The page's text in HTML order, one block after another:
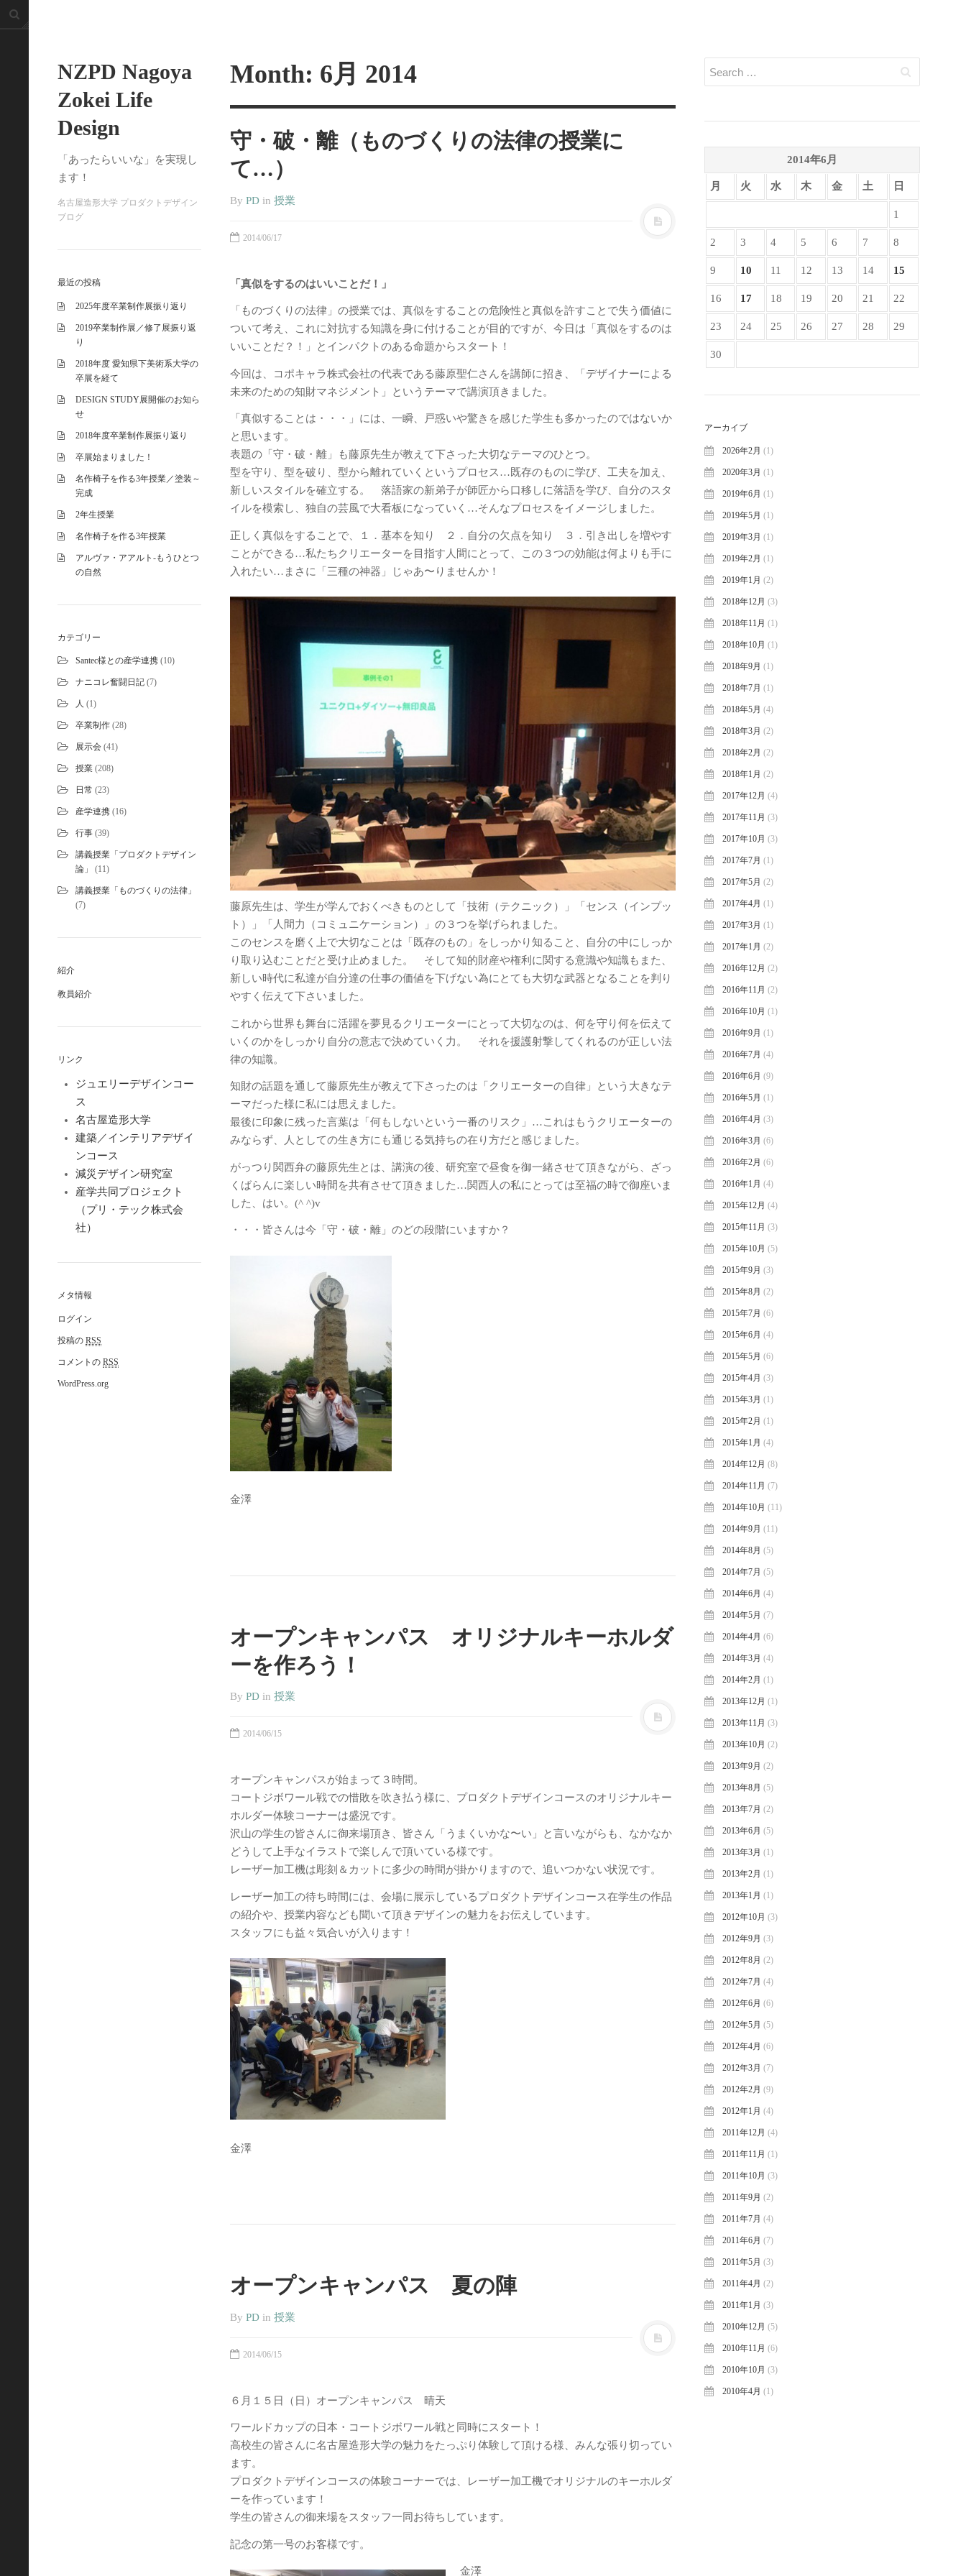
NZPD Nagoya
Zokei Life
Design
「あったらいいな」を実現し
ます！
名古屋造形大学 プロダクトデザイン
ブログ
最近の投稿
2025年度卒業制作展振り返り
2019卒業制作展／修了展振り返
り
2018年度 愛知県下美術系大学の
卒展を経て
DESIGN STUDY展開催のお知ら
せ
2018年度卒業制作展振り返り
卒展始まりました！
名作椅子を作る3年授業／塗装～
完成
2年生授業
名作椅子を作る3年授業
アルヴァ・アアルト-もうひとつ
の自然
カテゴリー
Santec様との産学連携 (10)
ナニコレ奮闘日記 (7)
人 (1)
卒業制作 (28)
展示会 (41)
授業 (208)
日常 (23)
産学連携 (16)
行事 (39)
講義授業「プロダクトデザイン
論」
(11)
講義授業「ものづくりの法律」
(7)
紹介
教員紹介
リンク
ジュエリーデザインコー
ス
名古屋造形大学
建築／インテリアデザイ
ンコース
減災デザイン研究室
産学共同プロジェクト
（プリ・テック株式会
社）
メタ情報
ログイン
投稿の RSS
コメントの RSS
WordPress.org
Month: 6月 2014
守・破・離（ものづくりの法律の授業に
て…）
By PD in 授業
2014/06/17
「真似をするのはいいことだ！」
「ものづくりの法律」の授業では、真似をすることの危険性と真似を許すことで失う価値に
ついて考え、これに対抗する知識を身に付けることが目的ですが、今日は「真似をするのは
いいことだ？！」とインパクトのある命題からスタート！
今回は、コポキャラ株式会社の代表である藤原聖仁さんを講師に招き、「デザイナーによる
未来のための知財マネジメント」というテーマで講演頂きました。
「真似することは・・・」には、一瞬、戸惑いや驚きを感じた学生も多かったのではないか
と思います。
表題の「守・破・離」も藤原先生が教えて下さった大切なテーマのひとつ。
型を守り、型を破り、型から離れていくというプロセス…既存のものに学び、工夫を加え、
新しいスタイルを確立する。 落語家の新弟子が師匠から口移しに落語を学び、自分のスタ
イルを模索し、独自の芸風で大看板になっていく…そんなプロセスをイメージしました。
正しく真似をすることで、１．基本を知り ２．自分の欠点を知り ３．引き出しを増やす
ことができる…私たちクリエーターを目指す人間にとって、この３つの効能は何よりも手に
入れたい…まさに「三種の神器」じゃあ〜りませんか！
藤原先生は、学生が学んでおくべきものとして「技術（テクニック）」「センス（インプッ
ト）」「人間力（コミュニケーション）」の３つを挙げられました。
このセンスを磨く上で大切なことは「既存のもの」をしっかり知ること、自分の中にしっか
り取り込むことだと受け止めました。 そして知的財産や権利に関する意識や知識もまた、
新しい時代に私達が自分達の仕事の価値を下げない為にとても大切な武器となることを判り
やすく伝えて下さいました。
これから世界も舞台に活躍を夢見るクリエーターにとって大切なのは、何を守り何を伝えて
いくのかをしっかり自分の意志で決めていく力。 それを援護射撃してくれるのが正しい法
律の知識。
知財の話題を通して藤原先生が教えて下さったのは「クリエーターの自律」という大きなテ
ーマだった様に私には思えました。
最後に印象に残った言葉は「何もしないという一番のリスク」…これはもうクリエーターの
みならず、人としての生き方にも通じる気持ちの在り方だと感じました。
がっつり関西弁の藤原先生とは、講演の後、研究室で昼食を御一緒させて頂きながら、ざっ
くばらんに楽しい時間を共有させて頂きました…関西人の私にとっては至福の時で御座いま
した、はい。(^ ^)v
・・・皆さんは今「守・破・離」のどの段階にいますか？
金澤
オープンキャンパス オリジナルキーホルダ
ーを作ろう！
By PD in 授業
2014/06/15
オープンキャンパスが始まって３時間。
コートジボワール戦での惜敗を吹き払う様に、プロダクトデザインコースのオリジナルキー
ホルダー体験コーナーは盛況です。
沢山の学生の皆さんに御来場頂き、皆さん「うまくいかな〜い」と言いながらも、なかなか
どうして上手なイラストで楽しんで頂いている様です。
レーザー加工機は彫刻＆カットに多少の時間が掛かりますので、追いつかない状況です。
レーザー加工の待ち時間には、会場に展示しているプロダクトデザインコース在学生の作品
の紹介や、授業内容なども聞いて頂きデザインの魅力をお伝えしています。
スタッフにも益々気合いが入ります！
金澤
オープンキャンパス 夏の陣
By PD in 授業
2014/06/15
６月１５日（日）オープンキャンパス 晴天
ワールドカップの日本・コートジボワール戦と同時にスタート！
高校生の皆さんに名古屋造形大学の魅力をたっぷり体験して頂ける様、みんな張り切ってい
ます。
プロダクトデザインコースの体験コーナーでは、レーザー加工機でオリジナルのキーホルダ
ーを作っています！
学生の皆さんの御来場をスタッフ一同お待ちしています。
記念の第一号のお客様です。
金澤
2014年6月
月 火 水 木 金 土 日
1
2 3 4 5 6 7 8
9 10 11 12 13 14 15
16 17 18 19 20 21 22
23 24 25 26 27 28 29
30
アーカイブ
2026年2月 (1)
2020年3月 (1)
2019年6月 (1)
2019年5月 (1)
2019年3月 (1)
2019年2月 (1)
2019年1月 (2)
2018年12月 (3)
2018年11月 (1)
2018年10月 (1)
2018年9月 (1)
2018年7月 (1)
2018年5月 (4)
2018年3月 (2)
2018年2月 (2)
2018年1月 (2)
2017年12月 (4)
2017年11月 (3)
2017年10月 (3)
2017年7月 (1)
2017年5月 (2)
2017年4月 (1)
2017年3月 (1)
2017年1月 (2)
2016年12月 (2)
2016年11月 (2)
2016年10月 (1)
2016年9月 (1)
2016年7月 (4)
2016年6月 (9)
2016年5月 (1)
2016年4月 (3)
2016年3月 (6)
2016年2月 (6)
2016年1月 (4)
2015年12月 (4)
2015年11月 (3)
2015年10月 (5)
2015年9月 (3)
2015年8月 (2)
2015年7月 (6)
2015年6月 (4)
2015年5月 (6)
2015年4月 (3)
2015年3月 (1)
2015年2月 (1)
2015年1月 (4)
2014年12月 (8)
2014年11月 (7)
2014年10月 (11)
2014年9月 (11)
2014年8月 (5)
2014年7月 (5)
2014年6月 (4)
2014年5月 (7)
2014年4月 (6)
2014年3月 (4)
2014年2月 (1)
2013年12月 (1)
2013年11月 (3)
2013年10月 (2)
2013年9月 (2)
2013年8月 (5)
2013年7月 (2)
2013年6月 (5)
2013年3月 (1)
2013年2月 (1)
2013年1月 (1)
2012年10月 (3)
2012年9月 (3)
2012年8月 (2)
2012年7月 (4)
2012年6月 (6)
2012年5月 (5)
2012年4月 (6)
2012年3月 (7)
2012年2月 (9)
2012年1月 (4)
2011年12月 (4)
2011年11月 (1)
2011年10月 (3)
2011年9月 (2)
2011年7月 (4)
2011年6月 (7)
2011年5月 (3)
2011年4月 (2)
2011年1月 (3)
2010年12月 (5)
2010年11月 (6)
2010年10月 (3)
2010年4月 (1)